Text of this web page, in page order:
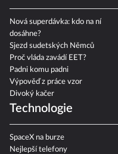
Nová superdávka: kdo na ní
dosáhne?
Sjezd sudetských Němců
Proč vláda zavádí EET?
Padni komu padni
Výpověď z práce vzor
Divoký kačer
Technologie
SpaceX na burze
Nejlepší telefony